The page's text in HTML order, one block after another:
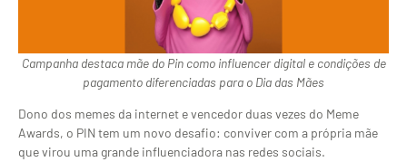
Campanha destaca mãe do Pin como influencer digital e condições de
pagamento diferenciadas para o Dia das Mães
Dono dos memes da internet e vencedor duas vezes do Meme
Awards, o PIN tem um novo desafio: conviver com a própria mãe
que virou uma grande influenciadora nas redes sociais.